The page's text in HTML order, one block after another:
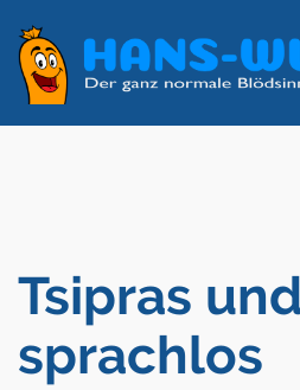
Tsipras
sprachlos